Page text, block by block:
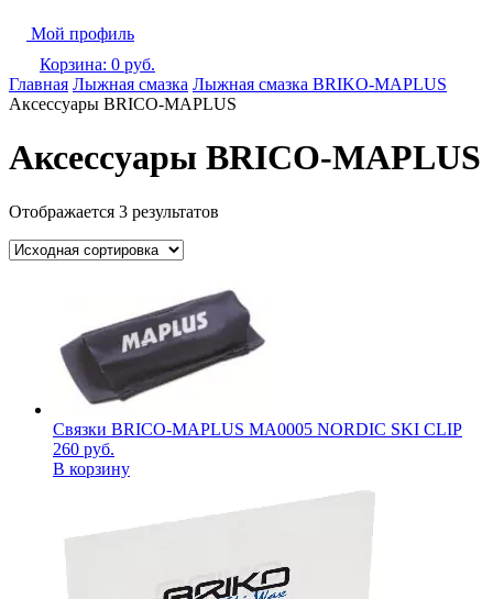
Мой профиль
Корзина: 0 руб.
Главная Лыжная смазка Лыжная смазка BRIKO-MAPLUS
Аксессуары BRICO-MAPLUS
Аксессуары BRICO-MAPLUS
Отображается 3 результатов
Связки BRICO-MAPLUS MA0005 NORDIC SKI CLIP
260 руб.
В корзину